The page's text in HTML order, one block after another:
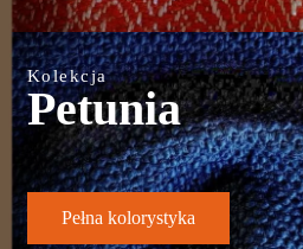
Kolekcja
Petunia
Pełna kolorystyka